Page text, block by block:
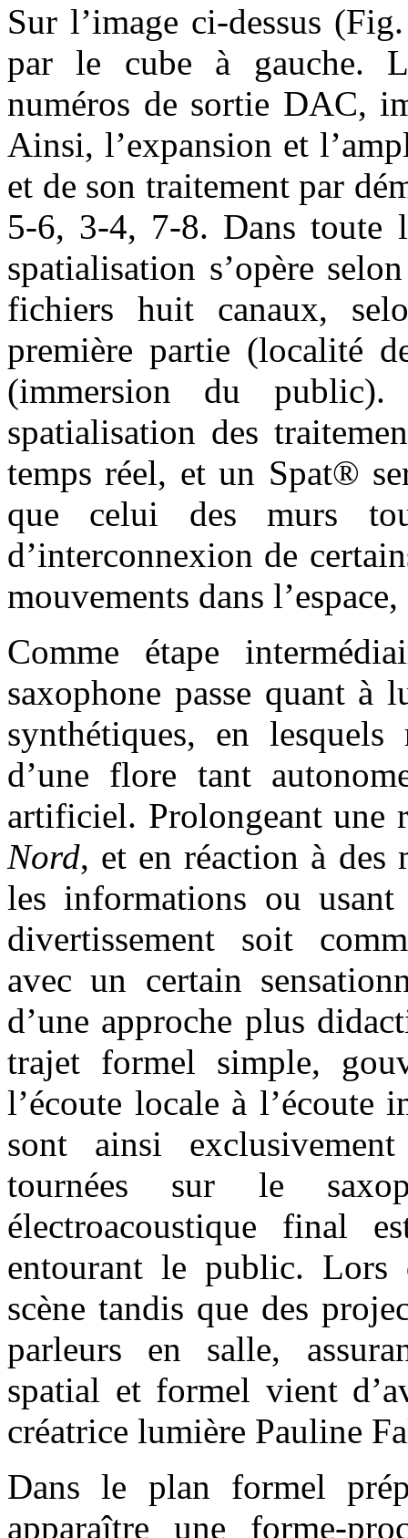
Sur l’image ci-dessus
par le cube à gauche.
numéros de sortie DAC,
Ainsi, l’expansion et
et de son traitement par
5-6, 3-4, 7-8. Dans toute
spatialisation s’opère
fichiers huit canaux,
première partie (localité
(immersion du
spatialisation des
temps réel, et un Spat®
que celui des murs
d’interconnexion de
mouvements dans
Comme étape
saxophone passe quant à
synthétiques, en
d’une flore tant
artificiel. Prolongeant une
Nord, et en réaction à des
les informations ou
divertissement soit
avec un certain
d’une approche plus
trajet formel simple,
l’écoute locale à l’écoute
sont ainsi
tournées sur le
électroacoustique final
entourant le public. Lors
scène tandis que des
parleurs en salle,
spatial et formel vient
créatrice lumière Pauline
Dans le plan formel
apparaître une forme-